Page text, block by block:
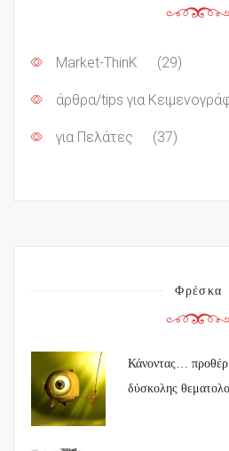
Market-ThinK (29)
άρθρα/tips για
για Πελάτες (37)
Φρέσκα
Κάνοντας…
δύσκολης